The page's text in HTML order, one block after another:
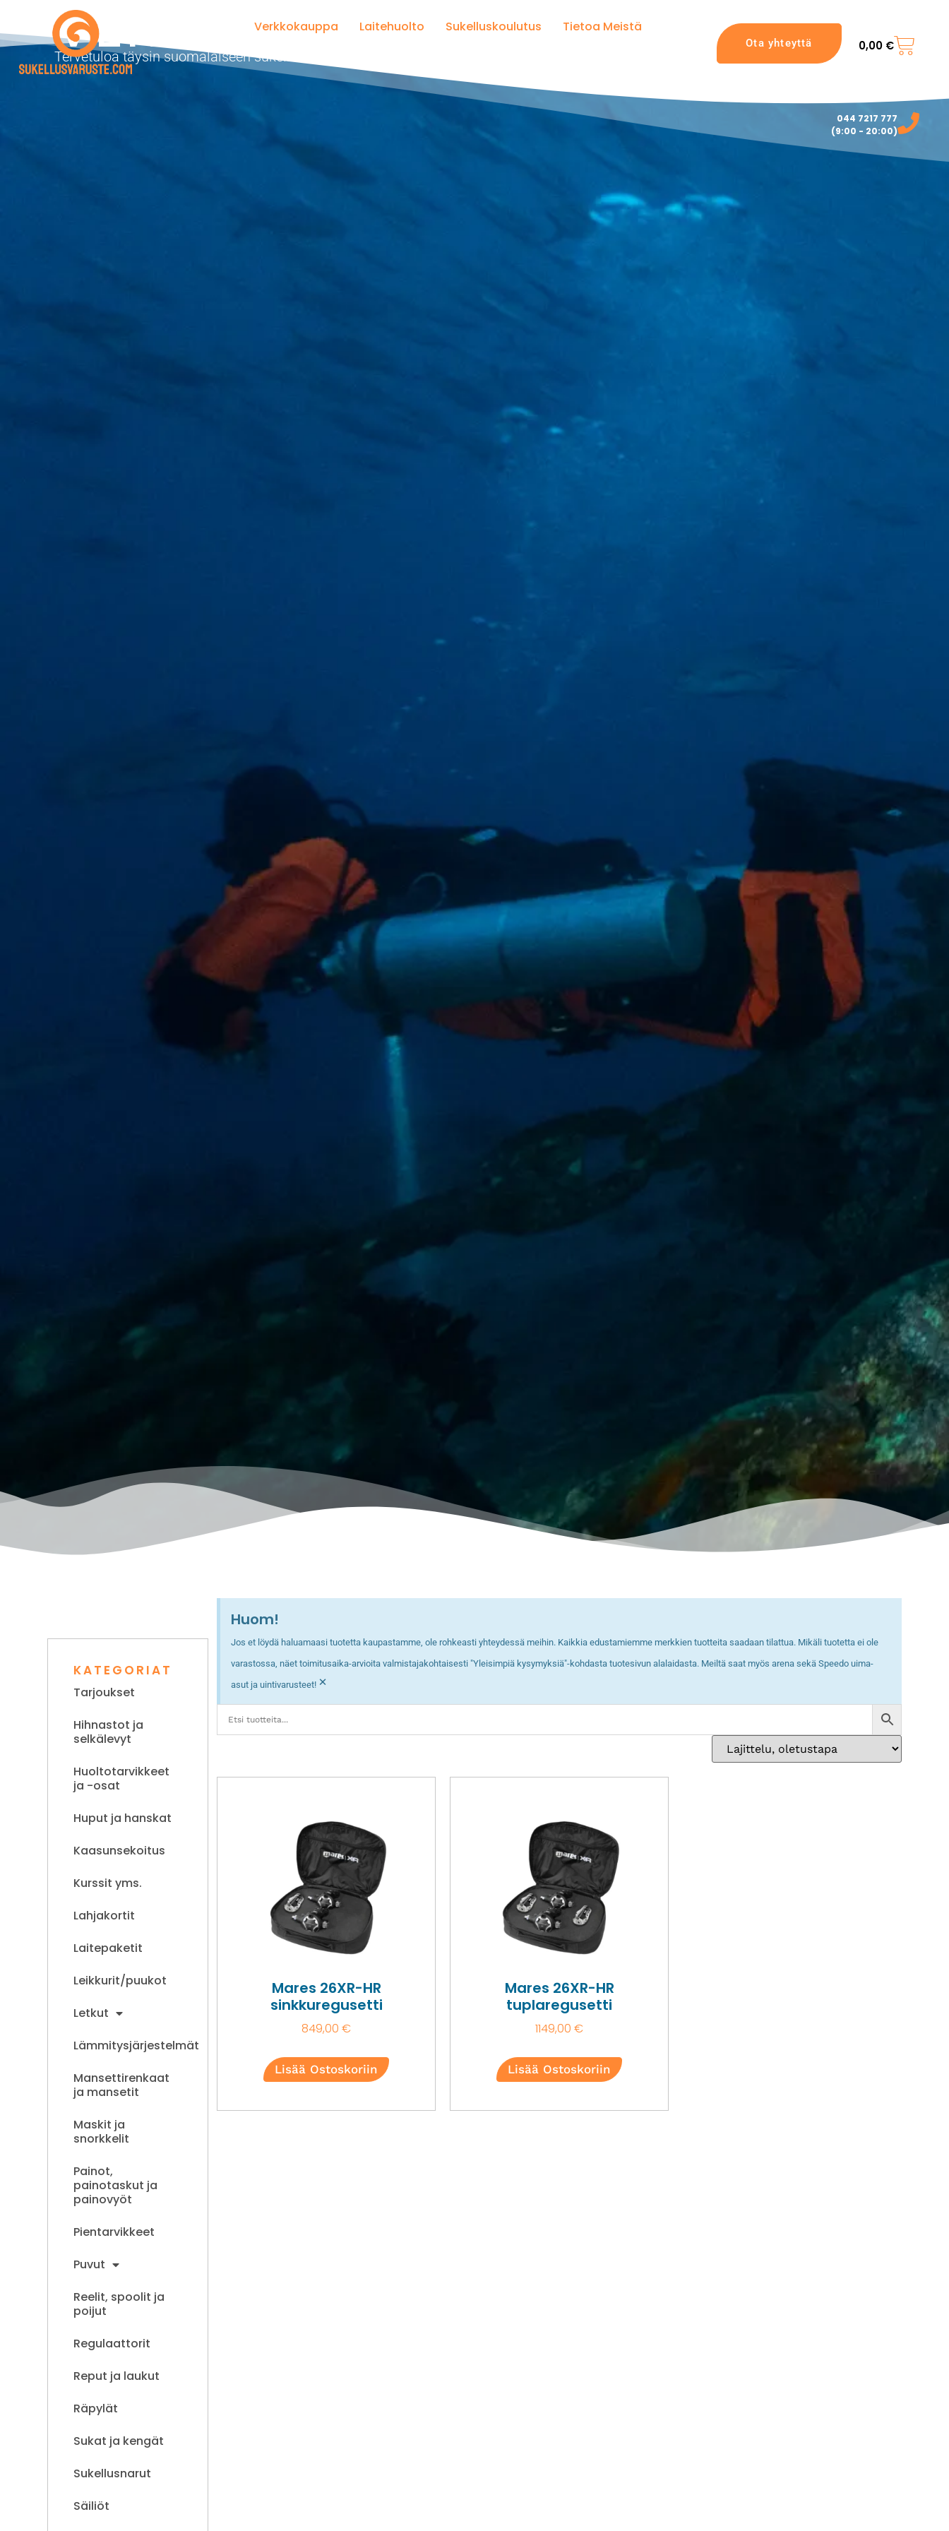
Verkkokauppa Laitehuolto Sukelluskoulutus Tietoa Meistä
0,00 €
044 7217 777‬
(9:00 - 20:00)
Ota yhteyttä
VERKKOKAUPPA
Tervetuloa täysin suomalaiseen sukellusvaruste.com verkkokauppaan.
KATEGORIAT
Tarjoukset
Hihnastot ja
selkälevyt
Huoltotarvikkeet
ja -osat
Huput ja hanskat
Kaasunsekoitus
Kurssit yms.
Lahjakortit
Laitepaketit
Leikkurit/puukot
Letkut
Lämmitysjärjestelmät
Mansettirenkaat
ja mansetit
Maskit ja
snorkkelit
Painot,
painotaskut ja
painovyöt
Pientarvikkeet
Puvut
Reelit, spoolit ja
poijut
Regulaattorit
Reput ja laukut
Räpylät
Sukat ja kengät
Sukellusnarut
Säiliöt
Huom!
Jos et löydä haluamaasi tuotetta kaupastamme, ole rohkeasti yhteydessä meihin. Kaikkia edustamiemme merkkien tuotteita saadaan tilattua. Mikäli tuotetta ei ole
varastossa, näet toimitusaika-arvioita valmistajakohtaisesti "Yleisimpiä kysymyksiä"-kohdasta tuotesivun alalaidasta. Meiltä saat myös arena sekä Speedo uima-
asut ja uintivarusteet! ×
Mares 26XR-HR
sinkkuregusetti
849,00€
Lisää Ostoskoriin
Mares 26XR-HR
tuplaregusetti
1149,00€
Lisää Ostoskoriin